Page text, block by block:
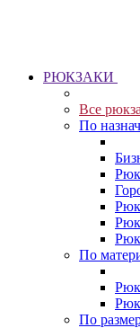
РЮКЗАКИ
Все
По
По
По